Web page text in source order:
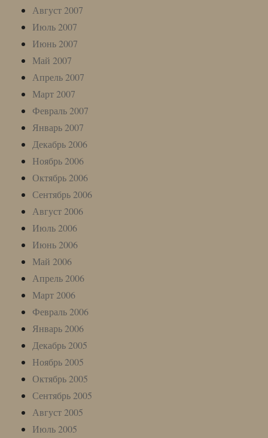
Август 2007
Июль 2007
Июнь 2007
Май 2007
Апрель 2007
Март 2007
Февраль 2007
Январь 2007
Декабрь 2006
Ноябрь 2006
Октябрь 2006
Сентябрь 2006
Август 2006
Июль 2006
Июнь 2006
Май 2006
Апрель 2006
Март 2006
Февраль 2006
Январь 2006
Декабрь 2005
Ноябрь 2005
Октябрь 2005
Сентябрь 2005
Август 2005
Июль 2005